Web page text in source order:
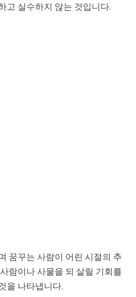
고 실수하지 않는 것입니다.
꿈꾸는 사람이 어린 시절의 추
람이나 사물을 되 살릴 기회를
을 나타냅니다.